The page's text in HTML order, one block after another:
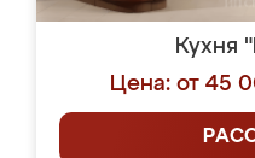
Кухня
Цена: от 45